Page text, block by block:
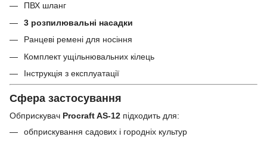
ПВХ шланг
3 розпилювальні насадки
Ранцеві ремені для носіння
Комплект ущільнювальних кілець
Інструкція з експлуатації
Сфера застосування
Обприскувач Procraft AS-12 підходить для:
обприскування садових і городніх культур